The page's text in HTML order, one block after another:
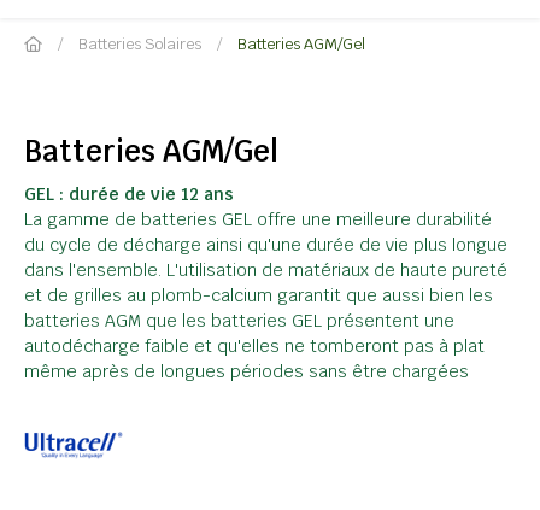
Batteries Solaires Batteries AGM/Gel
Batteries AGM/Gel
GEL : durée de vie 12 ans
La gamme de batteries GEL offre une meilleure durabilité
du cycle de décharge ainsi qu'une durée de vie plus longue
dans l'ensemble. L'utilisation de matériaux de haute pureté
et de grilles au plomb-calcium garantit que aussi bien les
batteries AGM que les batteries GEL présentent une
autodécharge faible et qu'elles ne tomberont pas à plat
même après de longues périodes sans être chargées